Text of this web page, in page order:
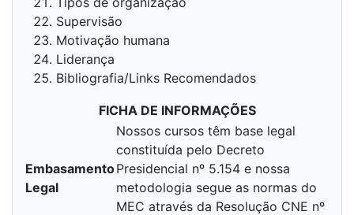
Supervisão
Motivação humana
Liderança
Bibliografia/Links Recomendados
FICHA DE INFORMAÇÕES
Embasamento
Legal
Nossos cursos têm base legal
constituída pelo Decreto
Presidencial nº 5.154 e nossa
metodologia segue as normas do
MEC através da Resolução CNE nº